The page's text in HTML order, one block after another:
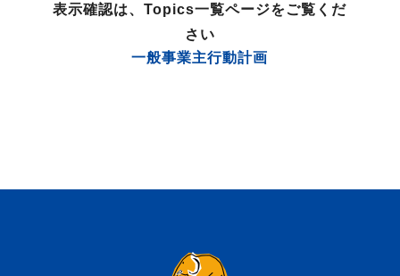
表示確認は、Topics一覧ページをご覧くだ
さい
一般事業主行動計画